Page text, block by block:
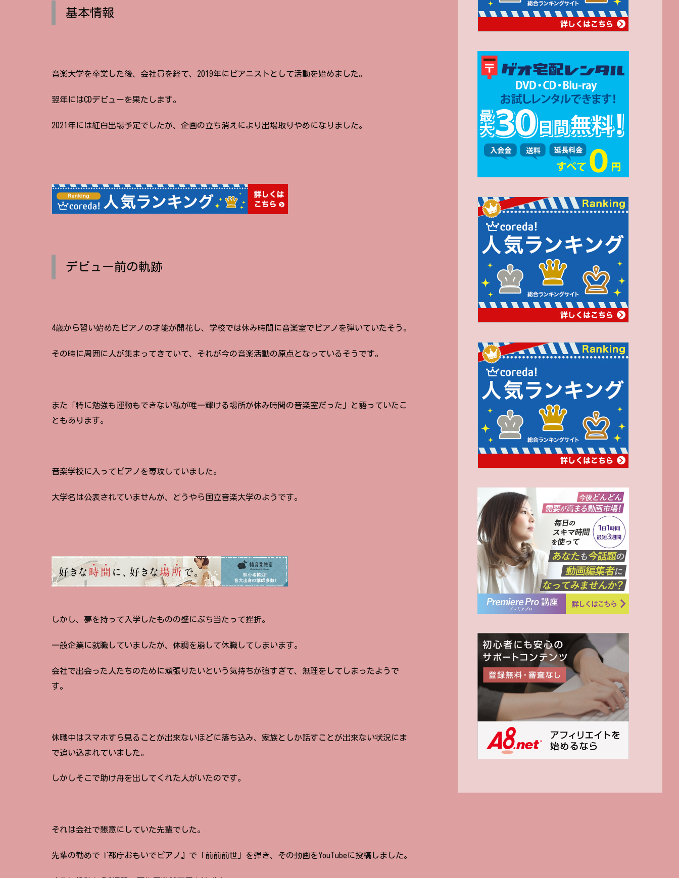
基本情報
音楽大学を卒業した後、会社員を経て、2019年にピアニストとして活動を始めました。
翌年にはCDデビューを果たします。
2021年には紅白出場予定でしたが、企画の立ち消えにより出場取りやめになりました。
デビュー前の軌跡
4歳から習い始めたピアノの才能が開花し、学校では休み時間に音楽室でピアノを弾いていたそう。
その時に周囲に人が集まってきていて、それが今の音楽活動の原点となっているそうです。
また「特に勉強も運動もできない私が唯一輝ける場所が休み時間の音楽室だった」と語っていたこ
ともあります。
音楽学校に入ってピアノを専攻していました。
大学名は公表されていませんが、どうやら国立音楽大学のようです。
しかし、夢を持って入学したものの壁にぶち当たって挫折。
一般企業に就職していましたが、体調を崩して休職してしまいます。
会社で出会った人たちのために頑張りたいという気持ちが強すぎて、無理をしてしまったようで
す。
休職中はスマホすら見ることが出来ないほどに落ち込み、家族としか話すことが出来ない状況にま
で追い込まれていました。
しかしそこで助け舟を出してくれた人がいたのです。
それは会社で懇意にしていた先輩でした。
先輩の勧めで『都庁おもいでピアノ』で「前前前世」を弾き、その動画をYouTubeに投稿しました。